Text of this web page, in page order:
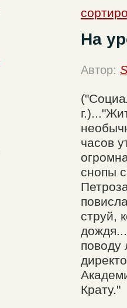
На
Автор:
часов
снопы
струй,
поводу
Крату."